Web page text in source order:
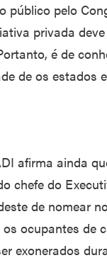
público pelo
privada
é de
de os estados
afirma ainda
chefe do
de nomear
ocupantes de
exonerados